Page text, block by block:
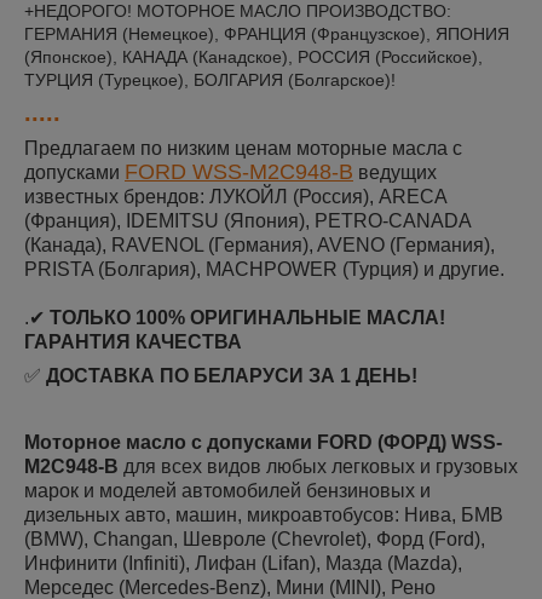
+НЕДОРОГО! МОТОРНОЕ МАСЛО ПРОИЗВОДСТВО:
ГЕРМАНИЯ (Немецкое), ФРАНЦИЯ (Французское), ЯПОНИЯ
(Японское), КАНАДА (Канадское), РОССИЯ (Российское),
ТУРЦИЯ (Турецкое), БОЛГАРИЯ (Болгарское)!
.....
Предлагаем по низким ценам моторные масла с
допусками FORD WSS-M2C948-B ведущих
известных брендов: ЛУКОЙЛ (Россия), ARECA
(Франция), IDEMITSU (Япония), PETRO-CANADA
(Канада), RAVENOL (Германия), AVENO (Германия),
PRISTA (Болгария), MACHPOWER (Турция) и другие.
.✔ ТОЛЬКО 100% ОРИГИНАЛЬНЫЕ МАСЛА!
ГАРАНТИЯ КАЧЕСТВА
✅ ДОСТАВКА ПО БЕЛАРУСИ ЗА 1 ДЕНЬ!
Моторное масло с допусками FORD (ФОРД) WSS-
M2C948-B для всех видов любых легковых и грузовых
марок и моделей автомобилей бензиновых и
дизельных авто, машин, микроавтобусов: Нива, БМВ
(BMW), Changan, Шевроле (Chevrolet), Форд (Ford),
Инфинити (Infiniti), Лифан (Lifan), Мазда (Mazda),
Мерседес (Mercedes-Benz), Мини (MINI), Рено